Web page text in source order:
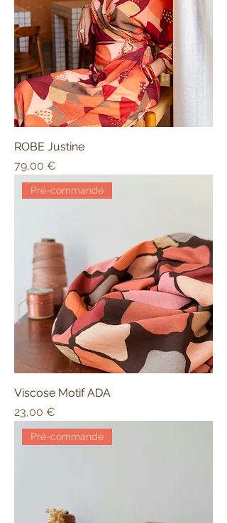
ROBE Justine
Prix
79,00 €
Pré-commande
Viscose Motif ADA
Prix
23,00 €
Pré-commande